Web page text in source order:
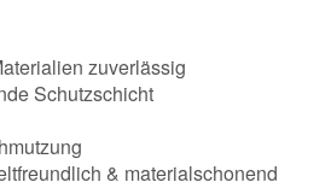
zuverlässig
Schutzschicht
& materialschonend